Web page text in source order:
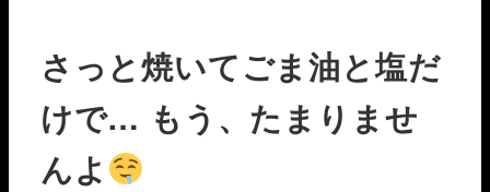
さっと焼いてごま油と塩だ
けで… もう、たまりませ
んよ